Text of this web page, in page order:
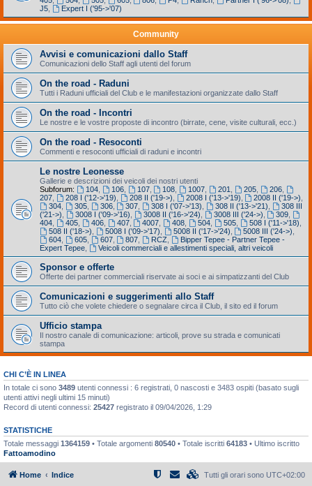
J5
Expert I ('95->'07)
Community
Avvisi e comunicazioni dallo Staff
Comunicazioni dello Staff agli utenti del forum
On the road - Raduni
Tutti i Raduni ufficiali del Club e le manifestazioni organizzate dallo Staff
On the road - Incontri
Le nostre e le vostre proposte di incontro (birrate, cene, visite culturali, ecc.)
On the road - Resoconti
Commenti e resoconti ufficiali di raduni e incontri
Le nostre Leonesse
Gallerie e descrizioni dei veicoli dei nostri utenti
Subforum:
104, 106, 107, 108 1007 201 205, 206,
207
208 I ('12->'19) 208 II ('19->) 2008 I ('13->'19) 2008 II ('19->)
304, 305, 306, 307 308 I ('07->'13) 308 II ('13->'21)
308 III
('21->)
3008 I ('09->'16) 3008 II ('16->'24) 3008 III ('24->) 309
404
405, 406, 407, 4007 408 504 505, 508 I ('11->'18)
508 II ('18->)
5008 I ('09->'17) 5008 II ('17->'24) 5008 III ('24->)
604, 605, 607, 807 RCZ
Bipper Tepee - Partner Tepee -
Expert Tepee
Veicoli commerciali e allestimenti speciali, altri veicoli
Sponsor e offerte
Offerte dei partner commerciali riservate ai soci e ai simpatizzanti del Club
Comunicazioni e suggerimenti allo Staff
Tutto ciò che volete chiedere o segnalare circa il Club, il sito ed il forum
Ufficio stampa
Il nostro canale di comunicazione: articoli, prove su strada e comunicati
stampa
CHI C’È IN LINEA
In totale ci sono 3489 utenti connessi : 6 registrati, 0 nascosti e 3483 ospiti (basato sugli
utenti attivi negli ultimi 15 minuti)
Record di utenti connessi: 25427 registrato il 09/04/2026, 1:29
STATISTICHE
Totale messaggi 1364159 • Totale argomenti 80540 • Totale iscritti 64183 • Ultimo iscritto
Fattoamodino
Home Indice Tutti gli orari sono UTC+02:00